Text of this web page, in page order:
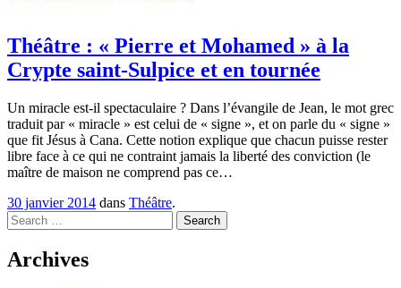
Théâtre : « Pierre et Mohamed » à la
Crypte saint-Sulpice et en tournée
Un miracle est-il spectaculaire ? Dans l’évangile de Jean, le mot grec
traduit par « miracle » est celui de « signe », et on parle du « signe »
que fit Jésus à Cana. Cette notion explique que chacun puisse rester
libre face à ce qui ne contraint jamais la liberté des conviction (le
maître de maison ne comprend pas ce…
30 janvier 2014 dans Théâtre.
Search
Archives